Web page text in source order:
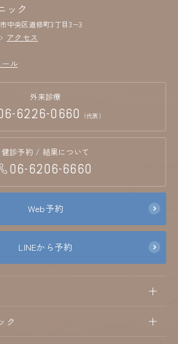
ック
中央区道修町3丁目3−3
アクセス
ル
外来診療
6226-0660 （代表）
健診予約 / 結果について
06-6206-6660
Web予約
LINEから予約
ク